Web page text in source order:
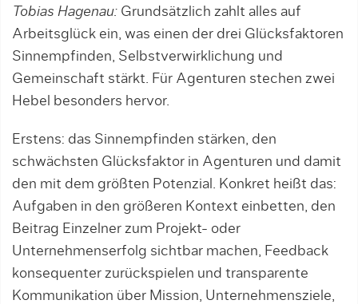
Tobias Hagenau: Grundsätzlich zahlt alles auf
Arbeitsglück ein, was einen der drei Glücksfaktoren
Sinnempfinden, Selbstverwirklichung und
Gemeinschaft stärkt. Für Agenturen stechen zwei
Hebel besonders hervor.
Erstens: das Sinnempfinden stärken, den
schwächsten Glücksfaktor in Agenturen und damit
den mit dem größten Potenzial. Konkret heißt das:
Aufgaben in den größeren Kontext einbetten, den
Beitrag Einzelner zum Projekt- oder
Unternehmenserfolg sichtbar machen, Feedback
konsequenter zurückspielen und transparente
Kommunikation über Mission, Unternehmensziele,